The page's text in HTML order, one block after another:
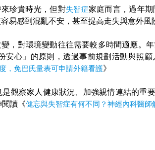
珍貴時光，但對失智症家庭而言，過年
易感到混亂不安，甚至提高走失與意外風
，對環境變動往往需要較多時間適應。
安心」的原則，透過事前規劃活動與照
，免巴氏量表可申請外籍看護》
觀察家人健康狀況、加強親情連結的重
讀《健忘與失智症有何不同？神經內科醫